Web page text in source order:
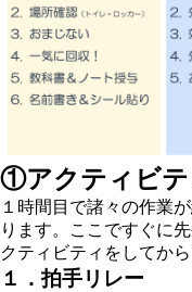
①アクティビテ
１時間目で諸々の作業
ります。ここですぐに
クティビティをしてか
１．拍手リレー